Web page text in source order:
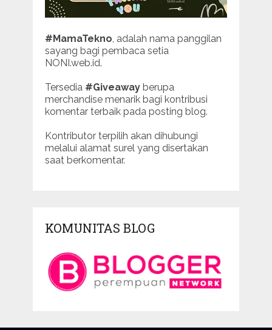
#MamaTekno, adalah nama panggilan
sayang bagi pembaca setia
NONI.web.id.
Tersedia #Giveawayberupa
merchandise menarik bagi kontribusi
komentar terbaik pada posting blog.
Kontributor terpilih akan dihubungi
melalui alamat surel yang disertakan
saat berkomentar.
KOMUNITAS BLOG